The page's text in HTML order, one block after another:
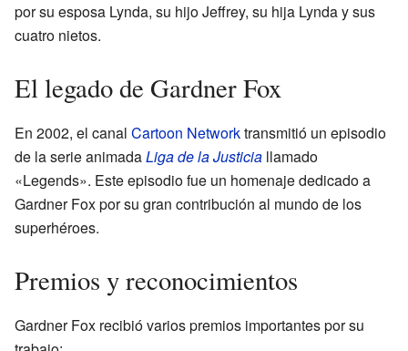
por su esposa Lynda, su hijo Jeffrey, su hija Lynda y sus
cuatro nietos.
El legado de Gardner Fox
En 2002, el canal Cartoon Networktransmitió un episodio
de la serie animadaLiga de la Justicia llamado
«Legends». Este episodio fue un homenaje dedicado a
Gardner Fox por su gran contribución al mundo de los
superhéroes.
Premios y reconocimientos
Gardner Fox recibió varios premios importantes por su